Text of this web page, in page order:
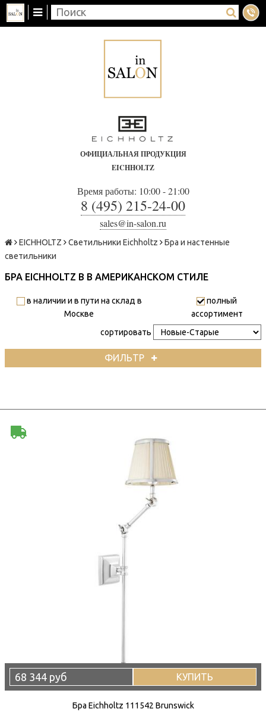
ОФИЦИАЛЬНАЯ ПРОДУКЦИЯ
EICHHOLTZ
Время работы: 10:00 - 21:00
8 (495) 215-24-00
sales@in-salon.ru
EICHHOLTZ Светильники Eichholtz
Бра и настенные
светильники
БРА EICHHOLTZ В В АМЕРИКАНСКОМ СТИЛЕ
в наличии и в пути на склад в
Москве
полный
ассортимент
сортировать
ФИЛЬТР
68 344 руб КУПИТЬ
Бра Eichholtz 111542 Brunswick